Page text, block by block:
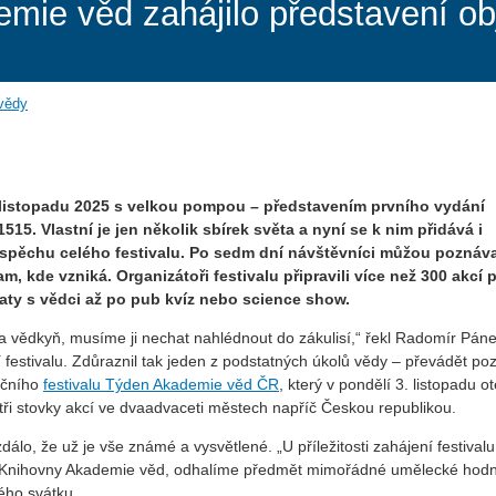
věd zahájilo představení
2025 s velkou pompou – představením prvního vydání
Vlastní je jen několik sbírek světa a nyní se k nim přidává i
celého festivalu. Po sedm dní návštěvníci můžou
kde vzniká. Organizátoři festivalu připravili více než 300 akcí
s vědci až po pub kvíz nebo science show.
vědkyň, musíme ji nechat nahlédnout do zákulisí,“ řekl Radomír
Zdůraznil tak jeden z podstatných úkolů vědy – převádět
festivalu Týden Akademie věd ČR, který v pondělí 3. listopadu
stovky akcí ve dvaadvaceti městech napříč Českou republikou.
že už je vše známé a vysvětlené. „U příležitosti zahájení
Akademie věd, odhalíme předmět mimořádné umělecké